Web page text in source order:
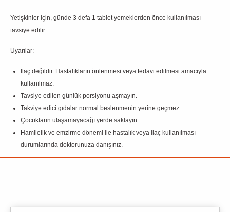
Yetişkinler için, günde 3 defa 1 tablet yemeklerden önce kullanılması
tavsiye edilir.
Uyarılar:
İlaç değildir. Hastalıkların önlenmesi veya tedavi edilmesi amacıyla
kullanılmaz.
Tavsiye edilen günlük porsiyonu aşmayın.
Takviye edici gıdalar normal beslenmenin yerine geçmez.
Çocukların ulaşamayacağı yerde saklayın.
Hamilelik ve emzirme dönemi ile hastalık veya ilaç kullanılması
durumlarında doktorunuza danışınız.